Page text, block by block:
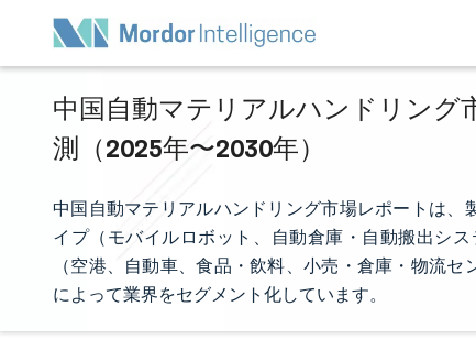
中国自動マテリアルハンドリング
測（2025年〜2030年）
中国自動マテリアルハンドリング市場レポートは
イプ（モバイルロボット、自動倉庫・自動搬出シ
（空港、自動車、食品・飲料、小売・倉庫・物流
によって業界をセグメント化しています。